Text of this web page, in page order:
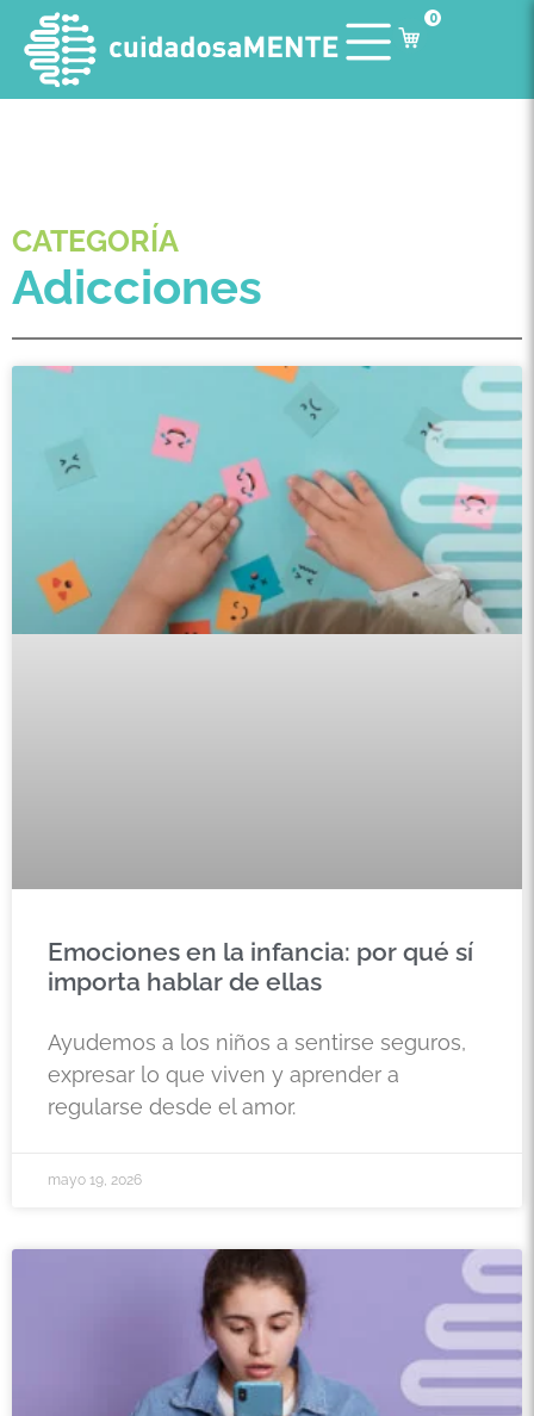
0
CATEGORÍA
Adicciones
Emociones en la infancia: por qué sí
importa hablar de ellas
Ayudemos a los niños a sentirse seguros,
expresar lo que viven y aprender a
regularse desde el amor.
mayo 19, 2026